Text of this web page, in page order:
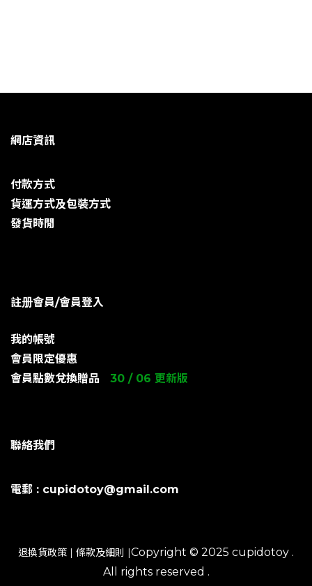
網店資訊
付款方式
貨運方式及包裝方式
發貨時閒
註册會員/會員登入
我的帳號
會員限定優惠
會員點數兌換贈品
30 / 06 更新版
聯絡我們
電郵 : cupidotoy@gmail.com
退換貨政策 | 條款及細則 |Copyright © 2025 cupidotoy .
All rights reserved .